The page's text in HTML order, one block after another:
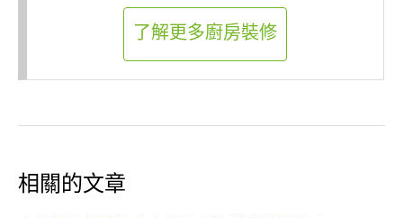
了解更多廚房裝修
相關的文章